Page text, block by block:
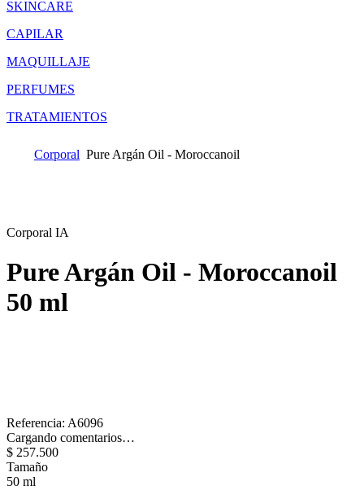
SKINCARE
CAPILAR
MAQUILLAJE
PERFUMES
TRATAMIENTOS
Corporal Pure Argán Oil - Moroccanoil
Corporal IA
Pure Argán Oil - Moroccanoil
50 ml
Referencia: A6096
Cargando comentarios…
$ 257.500
Tamaño
50 ml